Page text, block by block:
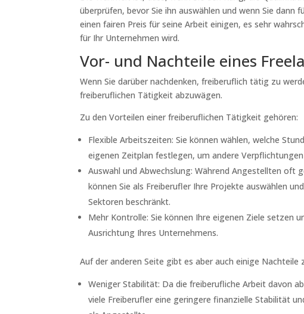
überprüfen, bevor Sie ihn auswählen und wenn Sie
einen fairen Preis für seine Arbeit einigen, es sehr
für Ihr Unternehmen wird.
Vor- und Nachteile eines
Wenn Sie darüber nachdenken, freiberuflich tätig zu
freiberuflichen Tätigkeit abzuwägen.
Zu den Vorteilen einer freiberuflichen Tätigkeit gehören:
Flexible Arbeitszeiten: Sie können wählen, welche
eigenen Zeitplan festlegen, um andere
Auswahl und Abwechslung: Während Angestellten oft
können Sie als Freiberufler Ihre Projekte auswählen
Sektoren beschränkt.
Mehr Kontrolle: Sie können Ihre eigenen Ziele setzen
Ausrichtung Ihres Unternehmens.
Auf der anderen Seite gibt es aber auch einige Nachteile
Weniger Stabilität: Da die freiberufliche Arbeit davon
viele Freiberufler eine geringere finanzielle Stabilität